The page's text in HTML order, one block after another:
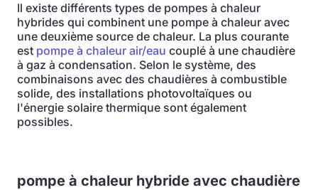
Il existe différents types de pompes à chaleur
hybrides qui combinent une pompe à chaleur avec
une deuxième source de chaleur. La plus courante
est pompe à chaleur air/eau couplé à une chaudière
à gaz à condensation. Selon le système, des
combinaisons avec des chaudières à combustible
solide, des installations photovoltaïques ou
l'énergie solaire thermique sont également
possibles.
pompe à chaleur hybride avec chaudière